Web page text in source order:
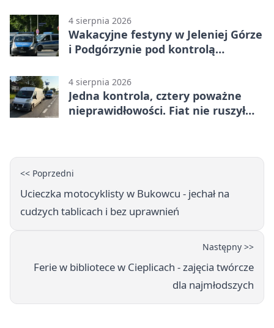
4 sierpnia 2026
Wakacyjne festyny w Jeleniej Górze
i Podgórzynie pod kontrolą
4 sierpnia 2026
Jedna kontrola, cztery poważne
nieprawidłowości. Fiat nie ruszył
<< Poprzedni
Ucieczka motocyklisty w Bukowcu - jechał na
cudzych tablicach i bez uprawnień
Następny >>
Ferie w bibliotece w Cieplicach - zajęcia twórcze
dla najmłodszych